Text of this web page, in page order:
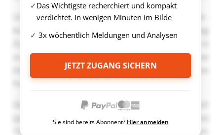
Das Wichtigste recherchiert und kompakt
verdichtet. In wenigen Minuten im Bilde
3x wöchentlich Meldungen und Analysen
JETZT ZUGANG SICHERN
Sie sind bereits Abonnent? Hier anmelden